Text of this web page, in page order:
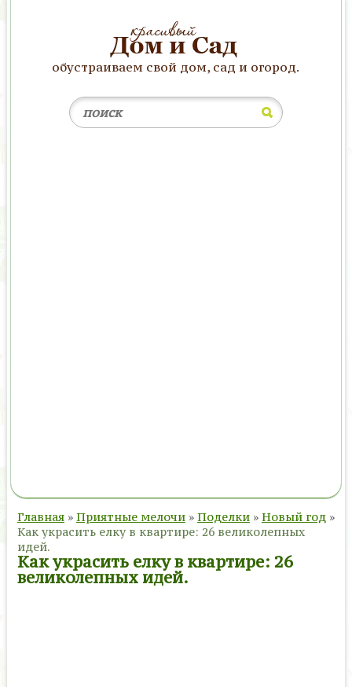
обустраиваем свой дом, сад и огород.
Главная » Приятные мелочи » Поделки » Новый год »
Как украсить елку в квартире: 26 великолепных
идей.
Как украсить елку в квартире: 26
великолепных идей.